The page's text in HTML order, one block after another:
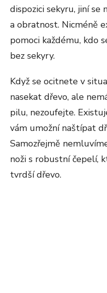
dispozici sekyru, jiní se
a obratnost. Nicméně
pomoci každému, kdo
bez sekyry.
Když se ocitnete v
nasekat dřevo, ale
pilu, nezoufejte.
vám umožní naštípat
Samozřejmě
noži s robustní čepelí,
tvrdší dřevo.